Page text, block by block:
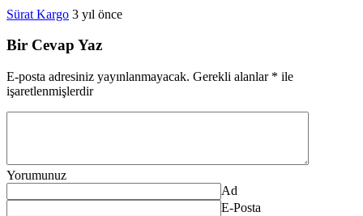
Sürat Kargo 3 yıl önce
Bir Cevap Yaz
E-posta adresiniz yayınlanmayacak. Gerekli alanlar * ile
işaretlenmişlerdir
Yorumunuz
Ad
E-Posta